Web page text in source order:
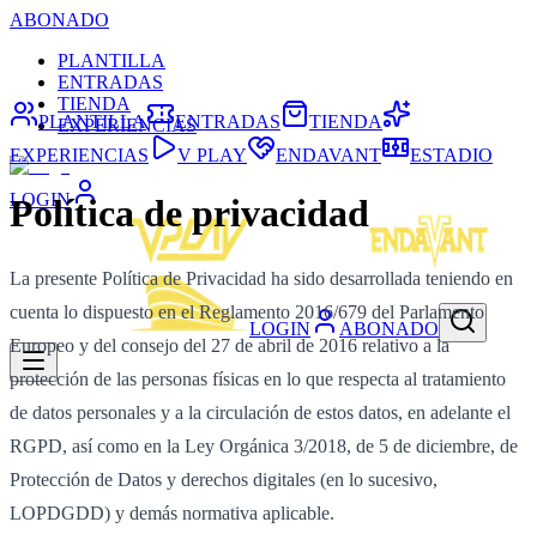
ABONADO
PLANTILLA
ENTRADAS
TIENDA
EXPERIENCIAS
LOGIN
LOGIN ABONADO
PLANTILLA ENTRADAS
TIENDA
EXPERIENCIAS
V PLAY ENDAVANT ESTADIO
Política de privacidad
La presente Política de Privacidad ha sido desarrollada teniendo en
cuenta lo dispuesto en el Reglamento 2016/679 del Parlamento
Europeo y del consejo del 27 de abril de 2016 relativo a la
protección de las personas físicas en lo que respecta al tratamiento
de datos personales y a la circulación de estos datos, en adelante el
RGPD, así como en la Ley Orgánica 3/2018, de 5 de diciembre, de
Protección de Datos y derechos digitales (en lo sucesivo,
LOPDGDD) y demás normativa aplicable.